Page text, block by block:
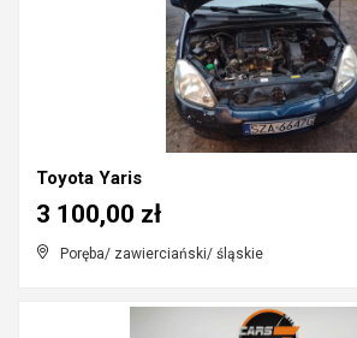
Toyota Yaris
Poręba/ zawierciański/ śląskie
3 100,00 zł